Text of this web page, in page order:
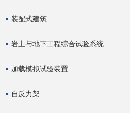
装配式建筑
岩土与地下工程综合试验系统
加载模拟试验装置
自反力架